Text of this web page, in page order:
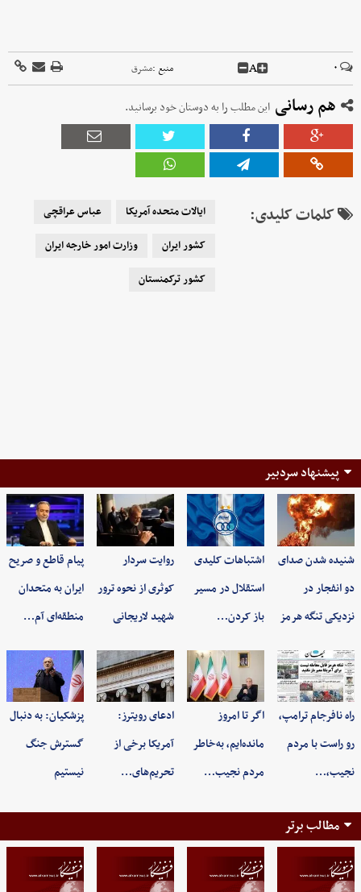
۰ A منبع :مشرق
هم رسانی این مطلب را به دوستان خود برسانید.
کلمات کلیدی: ایالات متحده آمریکا
عباس عراقچی
کشور ایران
وزارت امور خارجه ایران
کشور ترکمنستان
پیشنهاد سردبیر
شنیده شدن صدای
دو انفجار در
نزدیکی تنگه هرمز
اشتباهات کلیدی
استقلال در مسیر
باز کردن…
روایت سردار
کوثری از نحوه ترور
شهید لاریجانی
پیام قاطع و صریح
ایران به متحدان
منطقه‌ای آم…
راه نافرجام ترامپ،
رو راست با مردم
نجیب،…
اگر تا امروز
مانده‌ایم، به‌خاطر
مردم نجیب…
ادعای رویترز:
آمریکا برخی از
تحریم‌های…
پزشکیان: به‌ دنبال
گسترش جنگ
نیستیم
مطالب برتر